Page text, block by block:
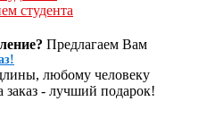
студента
Предлагаем Вам
любому человеку
- лучший подарок!